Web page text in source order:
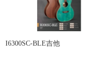
I6300SC-BLE吉他